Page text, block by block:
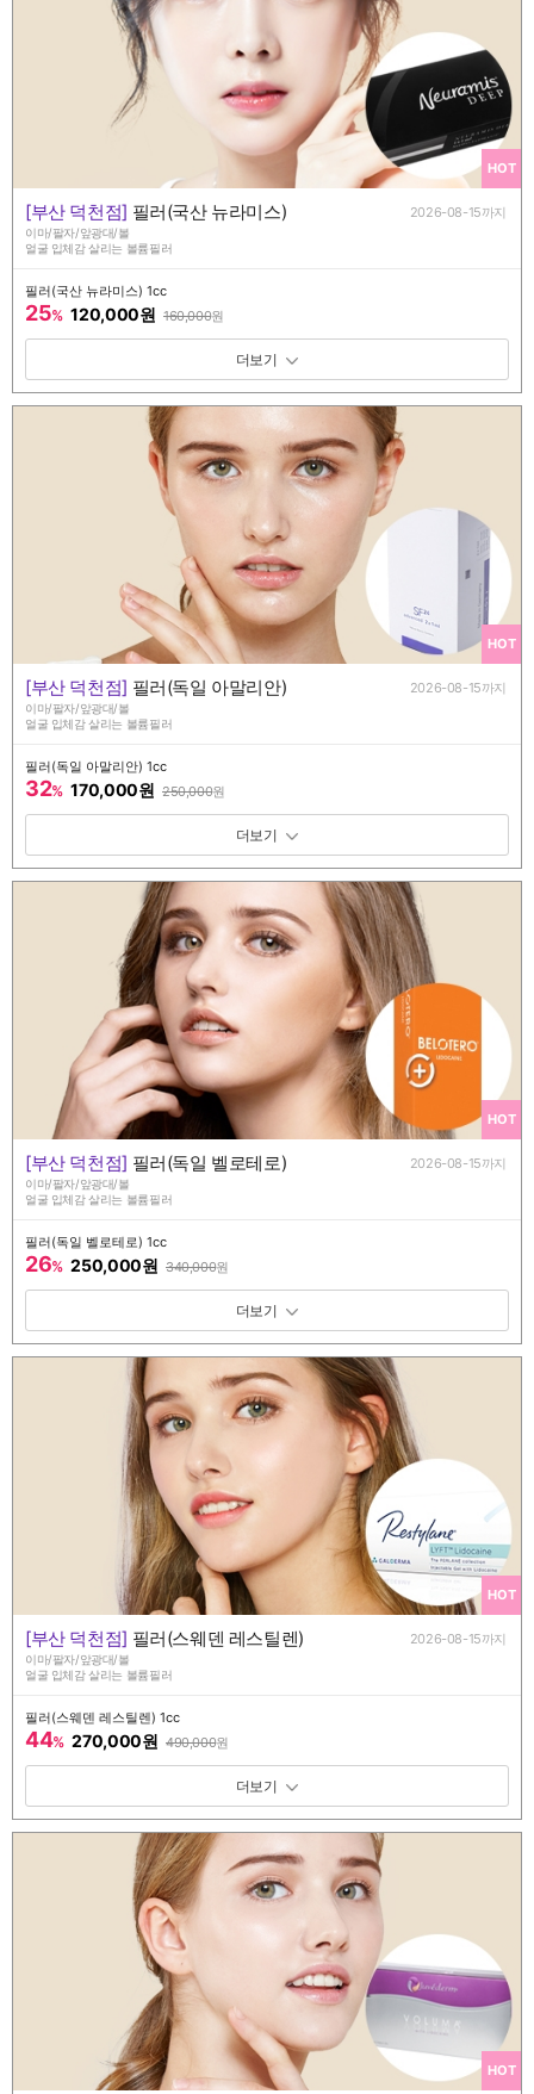
HOT
[부산 덕천점] 필러(국산 뉴라미스) 2026-08-15까지
이마/팔자/앞광대/볼
얼굴 입체감 살리는 볼륨필러
필러(국산 뉴라미스) 1cc
25% 120,000원 160,000원
패키지 보기 토글
HOT
[부산 덕천점] 필러(독일 아말리안) 2026-08-15까지
이마/팔자/앞광대/볼
얼굴 입체감 살리는 볼륨필러
필러(독일 아말리안) 1cc
32% 170,000원 250,000원
패키지 보기 토글
HOT
[부산 덕천점] 필러(독일 벨로테로) 2026-08-15까지
이마/팔자/앞광대/볼
얼굴 입체감 살리는 볼륨필러
필러(독일 벨로테로) 1cc
26% 250,000원 340,000원
패키지 보기 토글
HOT
[부산 덕천점] 필러(스웨덴 레스틸렌) 2026-08-15까지
이마/팔자/앞광대/볼
얼굴 입체감 살리는 볼륨필러
필러(스웨덴 레스틸렌) 1cc
44% 270,000원 490,000원
패키지 보기 토글
HOT